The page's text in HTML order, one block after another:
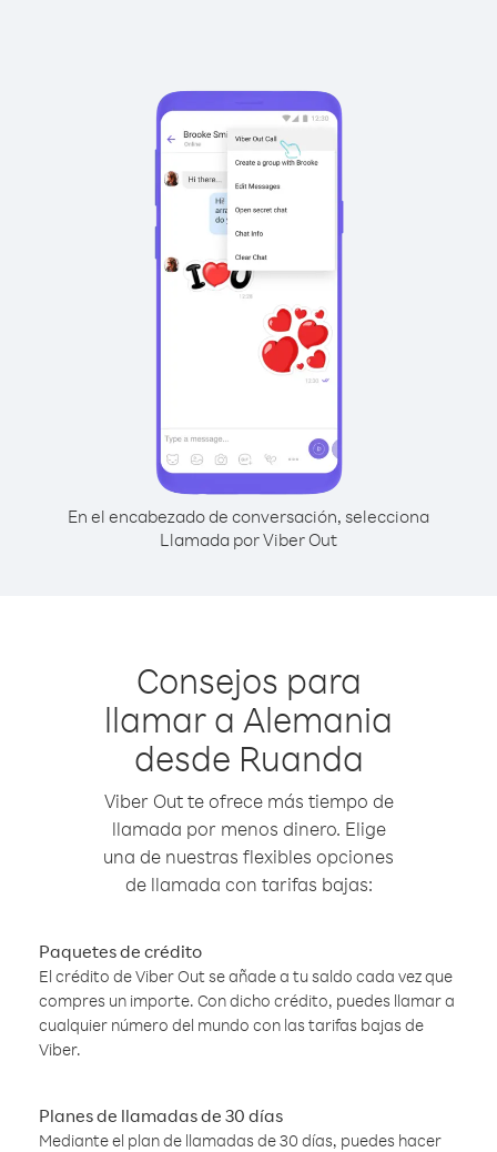
En el encabezado de conversación, selecciona
Llamada por Viber Out
Consejos para
llamar a Alemania
desde Ruanda
Viber Out te ofrece más tiempo de
llamada por menos dinero. Elige
una de nuestras flexibles opciones
de llamada con tarifas bajas:
Paquetes de crédito
El crédito de Viber Out se añade a tu saldo cada vez que
compres un importe. Con dicho crédito, puedes llamar a
cualquier número del mundo con las tarifas bajas de
Viber.
Planes de llamadas de 30 días
Mediante el plan de llamadas de 30 días, puedes hacer